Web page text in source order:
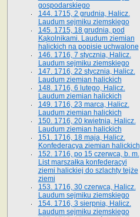
gospodarskiego
144. 1715, 2 grudnia, Halicz.
Laudum sejmiku ziemskiego
145. 1715, 18 grudnia, pod
Kąkolnikami. Laudum ziemian
halickich na popisie uchwalone
146. 1716, 7 stycznia, Halicz.
Laudum sejmiku ziemskiego
147. 1716, 22 stycznia, Halicz.
Laudum ziemian halickich
148. 1716, 6 lutego, Halicz.
Laudum ziemian halickich
149. 1716, 23 marca, Halicz.
Laudum ziemian halickich
150. 1716, 20 kwietnia, Halicz.
Laudum ziemian halickich
151. 1716, 18 maja, Halicz.
Konfederacya ziemian halickich
152. 1716, po 15 czerwca, b. m.
List marszałka konfederacyi
ziemi halickiej do szlachty tejże
ziemi
153. 1716, 30 czerwca, Halicz.
Laudum sejmiku ziemskiego
154. 1716, 3 sierpnia, Halicz.
Laudum sejmiku ziemskiego